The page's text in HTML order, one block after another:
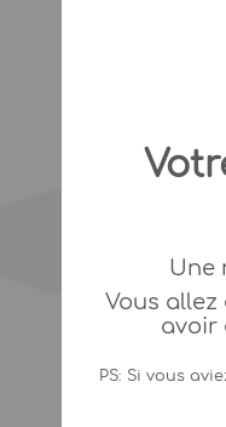
Une
Vous
avoir
PS: Si vous